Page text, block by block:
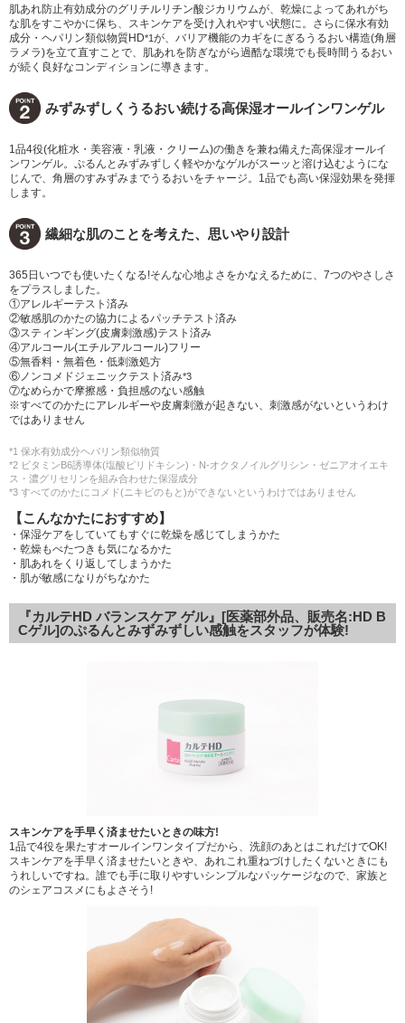
肌あれ防止有効成分のグリチルリチン酸ジカリウムが、乾燥によってあれがち
な肌をすこやかに保ち、スキンケアを受け入れやすい状態に。さらに保水有効
成分・ヘパリン類似物質HD*1が、バリア機能のカギをにぎるうるおい構造(角層
ラメラ)を立て直すことで、肌あれを防ぎながら過酷な環境でも長時間うるおい
が続く良好なコンディションに導きます。
みずみずしくうるおい続ける高保湿オールインワンゲル
1品4役(化粧水・美容液・乳液・クリーム)の働きを兼ね備えた高保湿オールイ
ンワンゲル。ぷるんとみずみずしく軽やかなゲルがスーッと溶け込むようにな
じんで、角層のすみずみまでうるおいをチャージ。1品でも高い保湿効果を発揮
します。
繊細な肌のことを考えた、思いやり設計
365日いつでも使いたくなる!そんな心地よさをかなえるために、7つのやさしさ
をプラスしました。
①アレルギーテスト済み
②敏感肌のかたの協力によるパッチテスト済み
③スティンギング(皮膚刺激感)テスト済み
④アルコール(エチルアルコール)フリー
⑤無香料・無着色・低刺激処方
⑥ノンコメドジェニックテスト済み*3
⑦なめらかで摩擦感・負担感のない感触
※すべてのかたにアレルギーや皮膚刺激が起きない、刺激感がないというわけ
ではありません
*1 保水有効成分ヘパリン類似物質
*2 ビタミンB6誘導体(塩酸ピリドキシン)・N-オクタノイルグリシン・ゼニアオイエキ
ス・濃グリセリンを組み合わせた保湿成分
*3 すべてのかたにコメド(ニキビのもと)ができないというわけではありません
【こんなかたにおすすめ】
・保湿ケアをしていてもすぐに乾燥を感じてしまうかた
・乾燥もべたつきも気になるかた
・肌あれをくり返してしまうかた
・肌が敏感になりがちなかた
『カルテHD バランスケア ゲル』[医薬部外品、販売名:HD B
Cゲル]のぷるんとみずみずしい感触をスタッフが体験!
スキンケアを手早く済ませたいときの味方!
1品で4役を果たすオールインワンタイプだから、洗顔のあとはこれだけでOK!
スキンケアを手早く済ませたいときや、あれこれ重ねづけしたくないときにも
うれしいですね。誰でも手に取りやすいシンプルなパッケージなので、家族と
のシェアコスメにもよさそう!